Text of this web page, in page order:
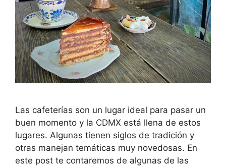
Las cafeterías son un lugar ideal para pasar un
buen momento y la CDMX está llena de estos
lugares. Algunas tienen siglos de tradición y
otras manejan temáticas muy novedosas. En
este post te contaremos de algunas de las